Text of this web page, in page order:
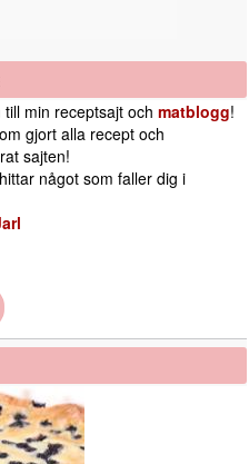
min receptsajt och matblogg!
gjort alla recept och
sajten!
något som faller dig i